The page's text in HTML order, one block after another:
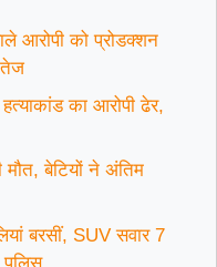
आरोपी को प्रोडक्शन
तेज
का आरोपी ढेर,
मौत, बेटियों ने अंतिम
बरसीं, SUV सवार 7
पुलिस